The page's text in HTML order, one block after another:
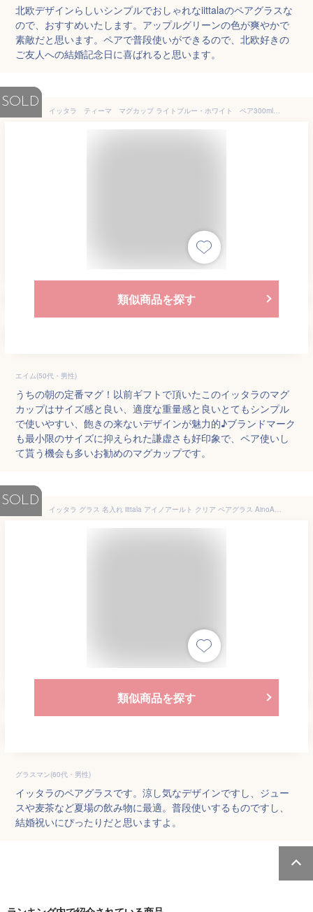
北欧デザインらしいシンプルでおしゃれなiittalaのペアグラスな
ので、おすすめいたします。アップルグリーンの色が爽やかで
素敵だと思います。ペアで普段使いができるので、北欧好きの
ご友人への結婚記念日に喜ばれると思います。
SOLD
イッタラ ティーマ マグカップ ライトブルー・ホワイト ペア300ml【御結婚御祝・内祝・新築御祝・還暦御祝・御礼・寿・ギフト包装可能】
類似商品を探す
エイム(50代・男性)
うちの朝の定番マグ！以前ギフトで頂いたこのイッタラのマグ
カップはサイズ感と良い、適度な重量感と良いとてもシンプル
で使いやすい、飽きの来ないデザインが魅力的♪ブランドマーク
も最小限のサイズに抑えられた謙虚さも好印象で、ペア使いし
て貰う機会も多いお勧めのマグカップです。
SOLD
イッタラ グラス 名入れ iittala アイノアールト クリア ペアグラス AinoAalto ペア タンブラー 結婚祝い 結婚記念日 贈り物 ギフト 名前入り ネーム 誕生日プレゼント 新婚 キッチン 両親 ペアギフト カップル 結婚 お祝い 記念日 金婚式
類似商品を探す
グラスマン(60代・男性)
イッタラのペアグラスです。涼し気なデザインですし、ジュー
スや麦茶など夏場の飲み物に最適。普段使いするものですし、
結婚祝いにぴったりだと思いますよ。